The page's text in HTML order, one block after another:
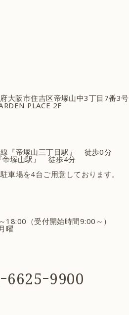
大阪市住吉区帝塚山中3丁目7番3号
PLACE 2F
『帝塚山三丁目駅』 徒歩0分
帝塚山駅』 徒歩4分
車場を4台ご用意しております。
（受付開始時間9:00～）
曜
6625ｰ9900